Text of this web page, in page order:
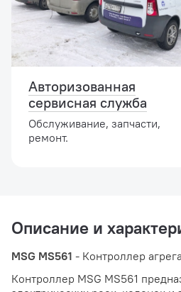
Авторизованная
сервисная служба
Обслуживание, запчасти,
ремонт.
Описание и
MSG MS561 - Контроллер
Контроллер MSG MS561